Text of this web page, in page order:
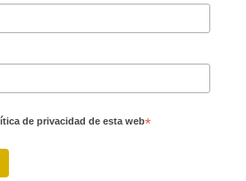
de privacidad de esta web*